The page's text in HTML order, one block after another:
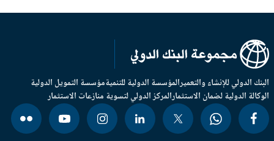
الدولي للإنشاء والتعميرالمؤسسة الدولية للتنميةمؤسسة التمويل الدولية
الدولية لضمان الاستثمارالمركز الدولي لتسوية منازعات الاستثمار